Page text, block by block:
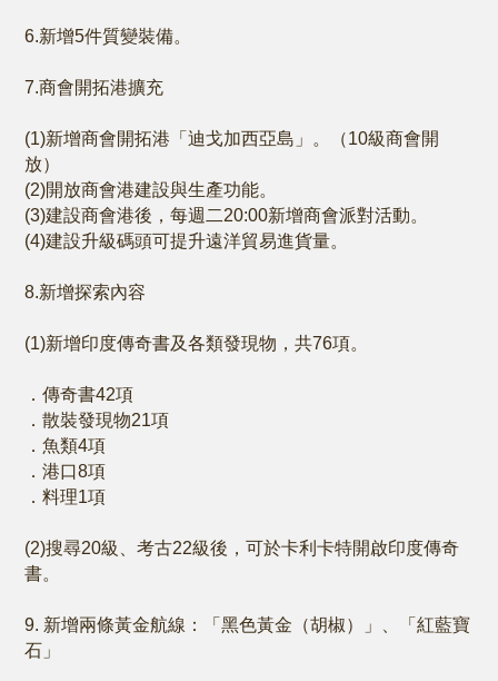
6.新增5件質變裝備。
7.商會開拓港擴充
(1)新增商會開拓港「迪戈加西亞島」。（10級商會開
放）
(2)開放商會港建設與生產功能。
(3)建設商會港後，每週二20:00新增商會派對活動。
(4)建設升級碼頭可提升遠洋貿易進貨量。
8.新增探索內容
(1)新增印度傳奇書及各類發現物，共76項。
．傳奇書42項
．散裝發現物21項
．魚類4項
．港口8項
．料理1項
(2)搜尋20級、考古22級後，可於卡利卡特開啟印度傳奇
書。
9. 新增兩條黃金航線：「黑色黃金（胡椒）」、「紅藍寶
石」